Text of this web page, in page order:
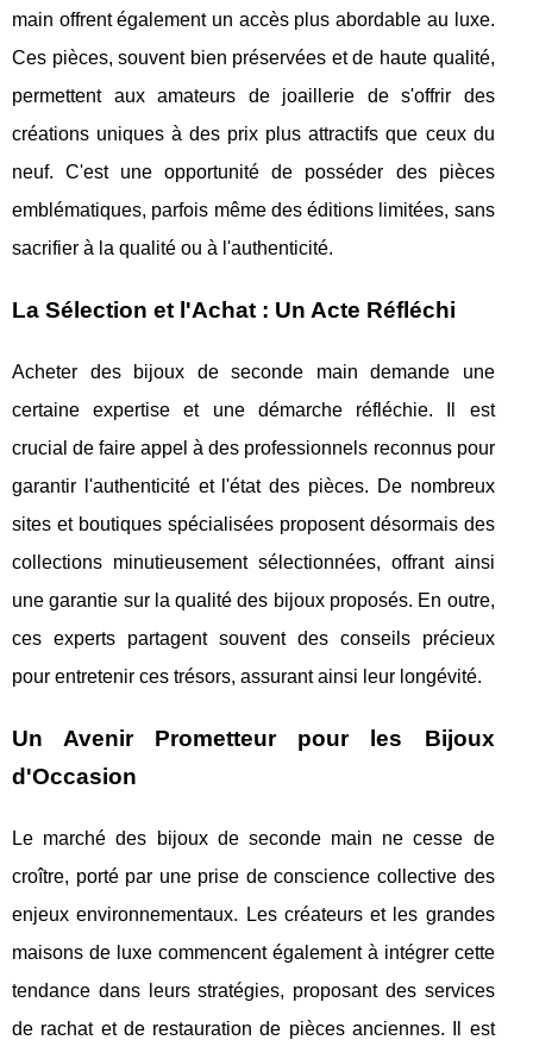
main offrent également un accès plus abordable au luxe.
Ces pièces, souvent bien préservées et de haute qualité,
permettent aux amateurs de joaillerie de s'offrir des
créations uniques à des prix plus attractifs que ceux du
neuf. C'est une opportunité de posséder des pièces
emblématiques, parfois même des éditions limitées, sans
sacrifier à la qualité ou à l'authenticité.
La Sélection et l'Achat : Un Acte Réfléchi
Acheter des bijoux de seconde main demande une
certaine expertise et une démarche réfléchie. Il est
crucial de faire appel à des professionnels reconnus pour
garantir l'authenticité et l'état des pièces. De nombreux
sites et boutiques spécialisées proposent désormais des
collections minutieusement sélectionnées, offrant ainsi
une garantie sur la qualité des bijoux proposés. En outre,
ces experts partagent souvent des conseils précieux
pour entretenir ces trésors, assurant ainsi leur longévité.
Un Avenir Prometteur pour les Bijoux
d'Occasion
Le marché des bijoux de seconde main ne cesse de
croître, porté par une prise de conscience collective des
enjeux environnementaux. Les créateurs et les grandes
maisons de luxe commencent également à intégrer cette
tendance dans leurs stratégies, proposant des services
de rachat et de restauration de pièces anciennes. Il est